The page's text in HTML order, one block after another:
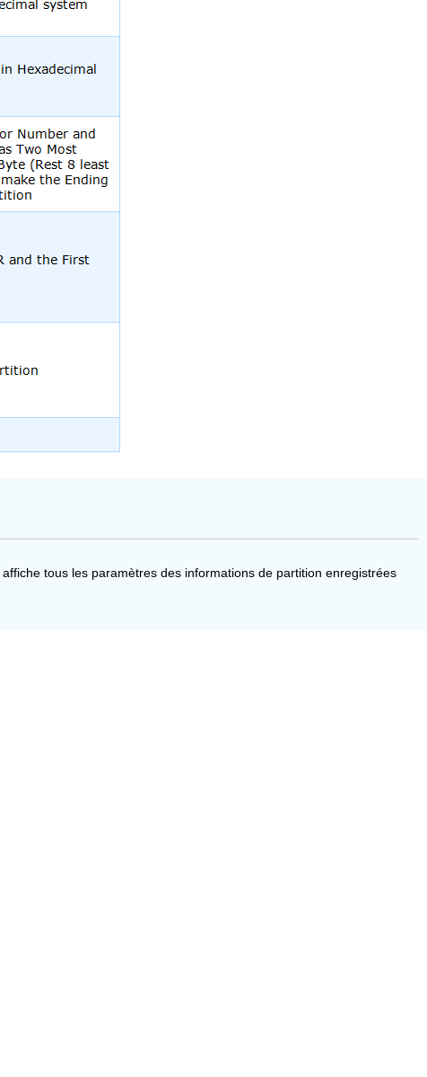
tous les paramètres des informations de partition enregistrées